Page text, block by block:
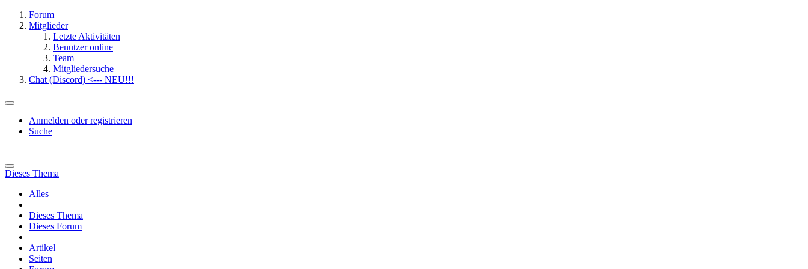
Forum
Mitglieder
Letzte Aktivitäten
Benutzer online
Team
Mitgliedersuche
Chat (Discord) <--- NEU!!!
Anmelden oder registrieren
Suche
Dieses Thema
Alles
Dieses Thema
Dieses Forum
Artikel
Seiten